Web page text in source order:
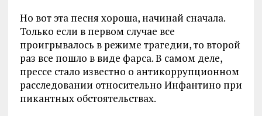
Но вот эта песня хороша, начинай сначала.
Только если в первом случае все
проигрывалось в режиме трагедии, то второй
раз все пошло в виде фарса. В самом деле,
прессе стало известно о антикоррупционном
расследовании относительно Инфантино при
пикантных обстоятельствах.